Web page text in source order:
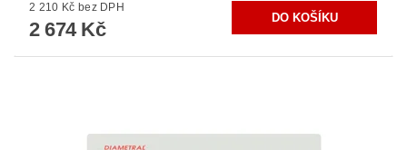
2 210 Kč bez DPH
2 674 Kč